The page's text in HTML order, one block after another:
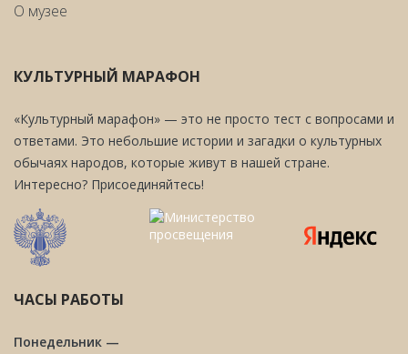
О музее
КУЛЬТУРНЫЙ МАРАФОН
«Культурный марафон» — это не просто тест с вопросами и
ответами. Это небольшие истории и загадки о культурных
обычаях народов, которые живут в нашей стране.
Интересно? Присоединяйтесь!
ЧАСЫ РАБОТЫ
Понедельник —